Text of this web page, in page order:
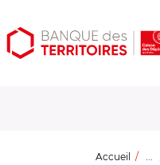
Aller
au
Aller
au
Ouvrir
les
Accueil ...